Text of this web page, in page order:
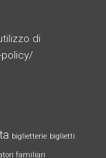
di
policy/
biglietterie biglietti
familiari